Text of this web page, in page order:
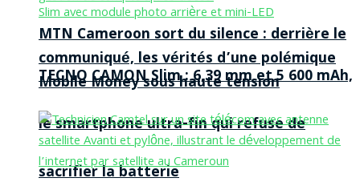
TECNO CAMON Slim : 6,39 mm et 5 600 mAh,
le smartphone ultra-fin qui refuse de
sacrifier la batterie
MTN Cameroon sort du silence : derrière le
communiqué, les vérités d’une polémique
Mobile Money sous haute tension